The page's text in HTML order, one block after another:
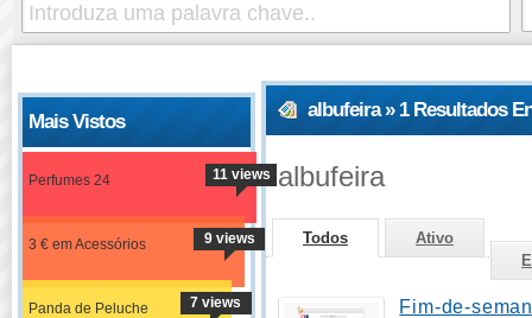
Mais Vistos
Perfumes 24 11 views
3 € em Acessórios 9 views
Panda de Peluche
7 views
albufeira » 1 Resultados
albufeira
Todos
Ativo
Fim-de-